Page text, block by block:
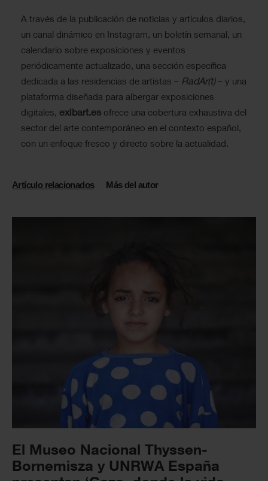
A través de la publicación de noticias y artículos diarios,
un canal dinámico en Instagram, un boletín semanal, un
calendario sobre exposiciones y eventos
periódicamente actualizado, una sección específica
dedicada a las residencias de artistas – RadAr(t)– y una
plataforma diseñada para albergar exposiciones
digitales, exibart.es ofrece una cobertura exhaustiva del
sector del arte contemporáneo en el contexto español,
con un enfoque fresco y directo sobre la actualidad.
Artículo relacionados Más del autor
El Museo Nacional Thyssen-
Bornemisza y UNRWA España